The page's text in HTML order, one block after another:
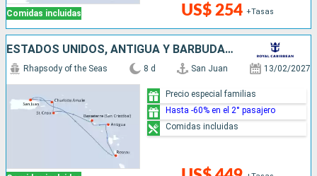
Comidas incluidas US$ 254 +Tasas
ESTADOS UNIDOS, ANTIGUA Y BARBUDA, DOMINICA, PUERTO RICO
Rhapsody of the Seas 8 d San Juan 13/02/2027
Precio especial familias
Hasta -60% en el 2° pasajero
Comidas incluidas